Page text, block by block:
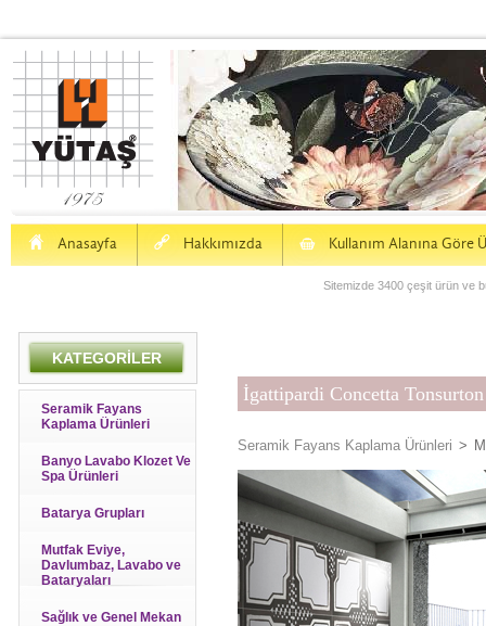
Anasayfa
H Hakkımızda
a Kullanım Alanına Göre
S
Sitemizde 3400 çeşit ürün ve
KATEGORİLER
Seramik Fayans
Kaplama Ürünleri
Banyo Lavabo Klozet Ve
Spa Ürünleri
Batarya Grupları
Mutfak Eviye,
Davlumbaz, Lavabo ve
Bataryaları
Sağlık ve Genel Mekan
İgattipardi Concetta Tonsurton
Seramik Fayans Kaplama Ürünleri >